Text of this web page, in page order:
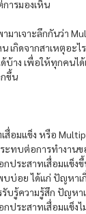
ารมองเห็น
มาเจาะลึกกันว่า
เกิดจากสาเหตุอะ
บ้าง เพื่อให้ทุกคนไ
ขึ้น
สื่อมแข็ง หรือ
ระทบต่อการทำงาน
กประสาทเสื่อมแข็ง
บ่อย ได้แก่ ปัญหาเ
บรู้ความรู้สึก ปัญหา
กประสาทเสื่อมแข็ง